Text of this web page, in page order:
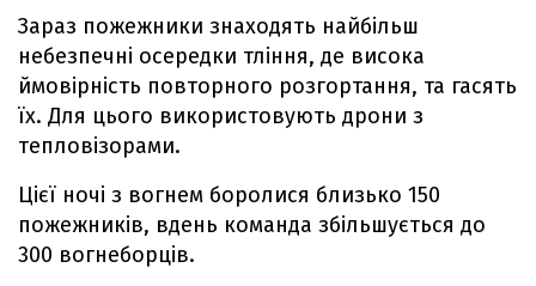
Зараз пожежники знаходять найбільш
небезпечні осередки тління, де висока
ймовірність повторного розгортання, та гасять
їх. Для цього використовують дрони з
тепловізорами.
Цієї ночі з вогнем боролися близько 150
пожежників, вдень команда збільшується до
300 вогнеборців.